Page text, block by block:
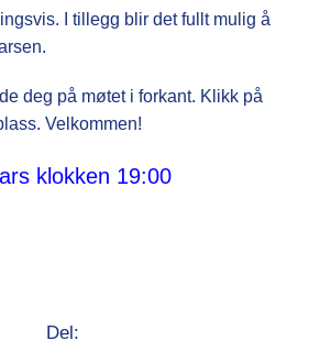
I tillegg blir det fullt mulig å
deg på møtet i forkant. Klikk på
Velkommen!
klokken 19:00
Del: